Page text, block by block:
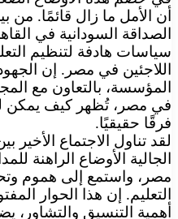
أن الأمل ما زال قائمًا. من
الصداقة السودانية في
سياسات هادفة لتنظيم
اللاجئين في مصر. إن
المؤسسة، بالتعاون مع
في مصر، تُظهر كيف يمكن
فرقًا حقيقيًا.
لقد تناول الاجتماع الأخير
الجالية الأوضاع الراهنة
مصر، واستمع إلى هموم
التعليم. إن هذا الحوار
أهمية التنسيق والتشاور،